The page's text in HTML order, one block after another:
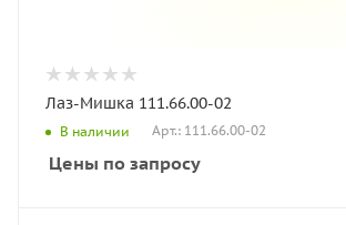
Лаз-Мишка 111.66.00-02
В наличии Арт.: 111.66.00-02
Цены по запросу